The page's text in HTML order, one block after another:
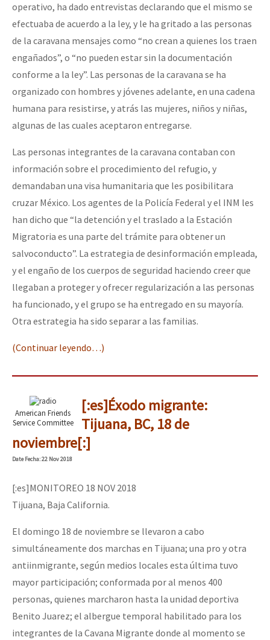
operativo, ha dado entrevistas declarando que el mismo se
efectuaba de acuerdo a la ley, y le ha gritado a las personas
de la caravana mensajes como “no crean a quienes los traen
engañados”, o “no pueden estar sin la documentación
conforme a la ley”. Las personas de la caravana se ha
organizado con hombres y jóvenes adelante, en una cadena
humana para resistirse, y atrás las mujeres, niños y niñas,
algunas de las cuales aceptaron entregarse.
Las personas integrantes de la caravana contaban con
información sobre el procedimiento del refugio, y
demandaban una visa humanitaria que les posibilitara
cruzar México. Los agentes de la Policía Federal y el INM les
han dicho que “la detención y el traslado a la Estación
Migratoria es una parte del trámite para obtener un
salvoconducto”. La estrategia de desinformación empleada,
y el engaño de los cuerpos de seguridad haciendo creer que
llegaban a proteger y ofrecer regularización a las personas
ha funcionado, y el grupo se ha entregado en su mayoría.
Otra estrategia ha sido separar a las familias.
(Continuar leyendo…)
American Friends
Service Committee
[:es]Éxodo migrante:
Tijuana, BC, 18 de
noviembre[:]
DateFecha: 22 Nov 2018
[:es]MONITOREO 18 NOV 2018
Tijuana, Baja California.
El domingo 18 de noviembre se llevaron a cabo
simultáneamente dos marchas en Tijuana; una pro y otra
antiinmigrante, según medios locales esta última tuvo
mayor participación; conformada por al menos 400
personas, quienes marcharon hasta la unidad deportiva
Benito Juarez; el albergue temporal habilitado para los
integrantes de la Cavana Migrante donde al momento se